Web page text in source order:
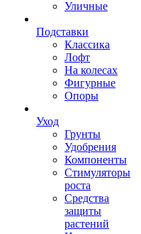
Уличные
Подставки
Классика
Лофт
На колесах
Фигурные
Опоры
Уход
Грунты
Удобрения
Компоненты
Стимуляторы
роста
Средства
защиты
растений